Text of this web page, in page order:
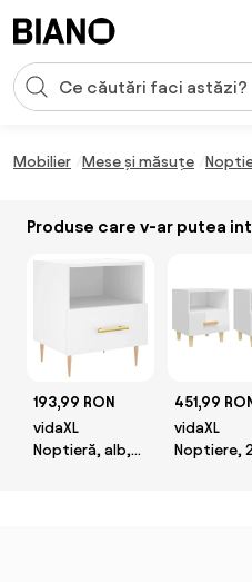
Introducerea căutării
Mobilier Mese și măsuțe
Produse care v-ar putea
193,99 RON
vidaXL
Noptieră, alb,
451,99 RON
vidaXL
Noptiere,